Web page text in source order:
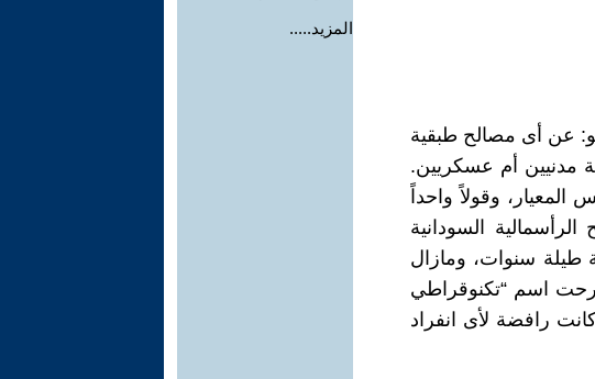
عن أى مصالح طبقية
مدنيين أم عسكريين.
وقولاً واحداً
السودانية
طيلة سنوات، ومازال
اسم “تكنوقراطي
رافضة لأى انفراد
المزيد.....